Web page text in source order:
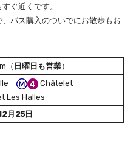
ぐ近くです。
パス購入のついでにお散歩もお
（ 日曜日も営業）
Châtelet
Les Halles
月25日